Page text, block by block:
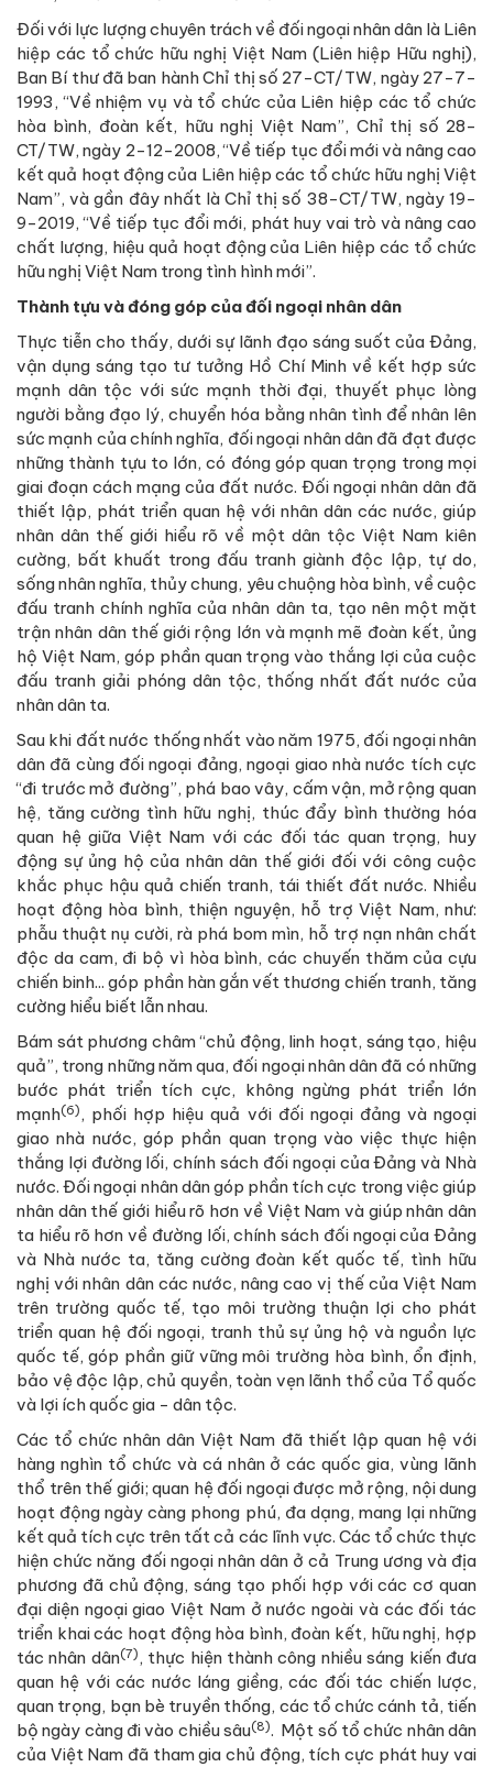
Đối với lực lượng chuyên trách về đối ngoại nhân dân là Liên
hiệp các tổ chức hữu nghị Việt Nam (Liên hiệp Hữu nghị),
Ban Bí thư đã ban hành Chỉ thị số 27-CT/TW, ngày 27-7-
1993, “Về nhiệm vụ và tổ chức của Liên hiệp các tổ chức
hòa bình, đoàn kết, hữu nghị Việt Nam”, Chỉ thị số 28-
CT/TW, ngày 2-12-2008, “Về tiếp tục đổi mới và nâng cao
kết quả hoạt động của Liên hiệp các tổ chức hữu nghị Việt
Nam”, và gần đây nhất là Chỉ thị số 38-CT/TW, ngày 19-
9-2019, “Về tiếp tục đổi mới, phát huy vai trò và nâng cao
chất lượng, hiệu quả hoạt động của Liên hiệp các tổ chức
hữu nghị Việt Nam trong tình hình mới”.
Thành tựu và đóng góp của đối ngoại nhân dân
Thực tiễn cho thấy, dưới sự lãnh đạo sáng suốt của Đảng,
vận dụng sáng tạo tư tưởng Hồ Chí Minh về kết hợp sức
mạnh dân tộc với sức mạnh thời đại, thuyết phục lòng
người bằng đạo lý, chuyển hóa bằng nhân tình để nhân lên
sức mạnh của chính nghĩa, đối ngoại nhân dân đã đạt được
những thành tựu to lớn, có đóng góp quan trọng trong mọi
giai đoạn cách mạng của đất nước. Đối ngoại nhân dân đã
thiết lập, phát triển quan hệ với nhân dân các nước, giúp
nhân dân thế giới hiểu rõ về một dân tộc Việt Nam kiên
cường, bất khuất trong đấu tranh giành độc lập, tự do,
sống nhân nghĩa, thủy chung, yêu chuộng hòa bình, về cuộc
đấu tranh chính nghĩa của nhân dân ta, tạo nên một mặt
trận nhân dân thế giới rộng lớn và mạnh mẽ đoàn kết, ủng
hộ Việt Nam, góp phần quan trọng vào thắng lợi của cuộc
đấu tranh giải phóng dân tộc, thống nhất đất nước của
nhân dân ta.
Sau khi đất nước thống nhất vào năm 1975, đối ngoại nhân
dân đã cùng đối ngoại đảng, ngoại giao nhà nước tích cực
“đi trước mở đường”, phá bao vây, cấm vận, mở rộng quan
hệ, tăng cường tình hữu nghị, thúc đẩy bình thường hóa
quan hệ giữa Việt Nam với các đối tác quan trọng, huy
động sự ủng hộ của nhân dân thế giới đối với công cuộc
khắc phục hậu quả chiến tranh, tái thiết đất nước. Nhiều
hoạt động hòa bình, thiện nguyện, hỗ trợ Việt Nam, như:
phẫu thuật nụ cười, rà phá bom mìn, hỗ trợ nạn nhân chất
độc da cam, đi bộ vì hòa bình, các chuyến thăm của cựu
chiến binh... góp phần hàn gắn vết thương chiến tranh, tăng
cường hiểu biết lẫn nhau.
Bám sát phương châm “chủ động, linh hoạt, sáng tạo, hiệu
quả”, trong những năm qua, đối ngoại nhân dân đã có những
bước phát triển tích cực, không ngừng phát triển lớn
mạnh(6), phối hợp hiệu quả với đối ngoại đảng và ngoại
giao nhà nước, góp phần quan trọng vào việc thực hiện
thắng lợi đường lối, chính sách đối ngoại của Đảng và Nhà
nước. Đối ngoại nhân dân góp phần tích cực trong việc giúp
nhân dân thế giới hiểu rõ hơn về Việt Nam và giúp nhân dân
ta hiểu rõ hơn về đường lối, chính sách đối ngoại của Đảng
và Nhà nước ta, tăng cường đoàn kết quốc tế, tình hữu
nghị với nhân dân các nước, nâng cao vị thế của Việt Nam
trên trường quốc tế, tạo môi trường thuận lợi cho phát
triển quan hệ đối ngoại, tranh thủ sự ủng hộ và nguồn lực
quốc tế, góp phần giữ vững môi trường hòa bình, ổn định,
bảo vệ độc lập, chủ quyền, toàn vẹn lãnh thổ của Tổ quốc
và lợi ích quốc gia - dân tộc.
Các tổ chức nhân dân Việt Nam đã thiết lập quan hệ với
hàng nghìn tổ chức và cá nhân ở các quốc gia, vùng lãnh
thổ trên thế giới; quan hệ đối ngoại được mở rộng, nội dung
hoạt động ngày càng phong phú, đa dạng, mang lại những
kết quả tích cực trên tất cả các lĩnh vực. Các tổ chức thực
hiện chức năng đối ngoại nhân dân ở cả Trung ương và địa
phương đã chủ động, sáng tạo phối hợp với các cơ quan
đại diện ngoại giao Việt Nam ở nước ngoài và các đối tác
triển khai các hoạt động hòa bình, đoàn kết, hữu nghị, hợp
tác nhân dân(7), thực hiện thành công nhiều sáng kiến đưa
quan hệ với các nước láng giềng, các đối tác chiến lược,
quan trọng, bạn bè truyền thống, các tổ chức cánh tả, tiến
bộ ngày càng đi vào chiều sâu(8). Một số tổ chức nhân dân
của Việt Nam đã tham gia chủ động, tích cực phát huy vai